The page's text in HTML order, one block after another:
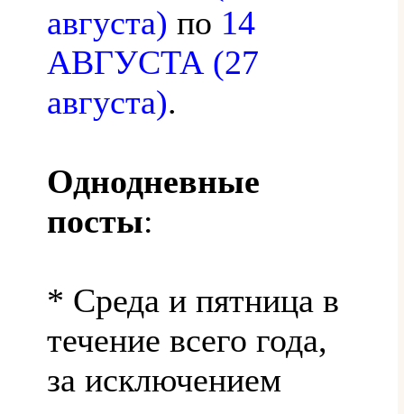
августа) по 14
АВГУСТА (27
августа).
Однодневные
посты:
* Среда и пятница в
течение всего года,
за исключением